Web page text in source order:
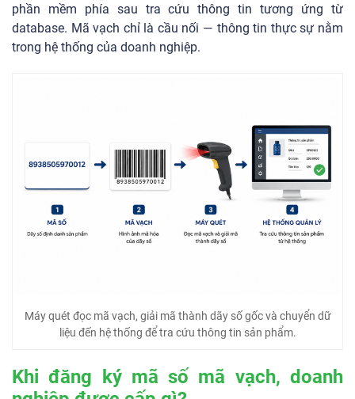
phần mềm phía sau tra cứu thông tin tương ứng từ
database. Mã vạch chỉ là cầu nối — thông tin thực sự nằm
trong hệ thống của doanh nghiệp.
Máy quét đọc mã vạch, giải mã thành dãy số gốc và chuyển dữ
liệu đến hệ thống để tra cứu thông tin sản phẩm.
Khi đăng ký mã số mã vạch, doanh